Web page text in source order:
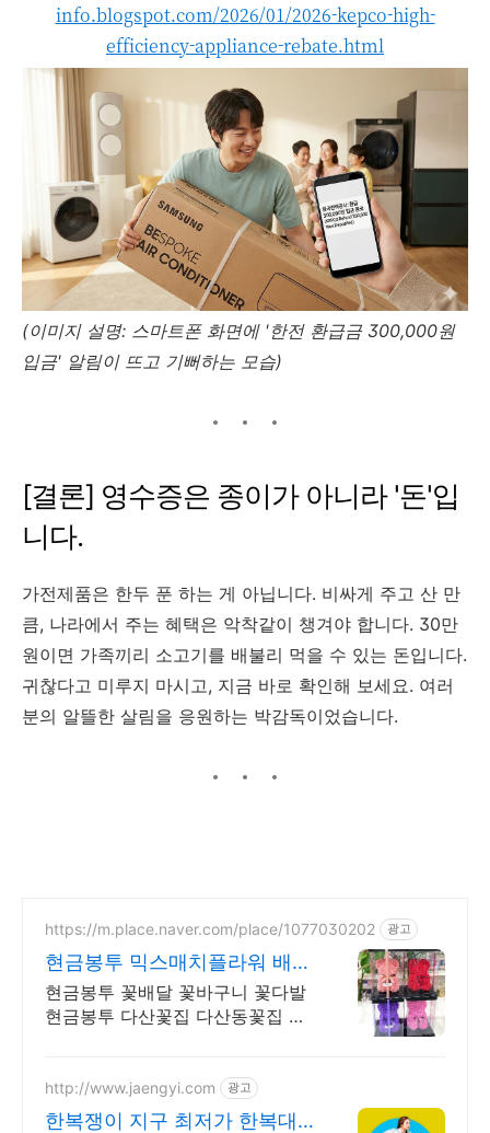
info.blogspot.com/2026/01/2026-kepco-high-
efficiency-appliance-rebate.html
(이미지 설명: 스마트폰 화면에 '한전 환급금 300,000원
입금' 알림이 뜨고 기뻐하는 모습)
[결론] 영수증은 종이가 아니라 '돈'입
니다.
가전제품은 한두 푼 하는 게 아닙니다. 비싸게 주고 산 만
큼, 나라에서 주는 혜택은 악착같이 챙겨야 합니다. 30만
원이면 가족끼리 소고기를 배불리 먹을 수 있는 돈입니다.
귀찮다고 미루지 마시고, 지금 바로 확인해 보세요. 여러
분의 알뜰한 살림을 응원하는 박감독이었습니다.
https://m.place.naver.com/place/1077030202 광고
현금봉투 믹스매치플라워 배달
24시꽃집 생화 꽃자판기
현금봉투 꽃배달 꽃바구니 꽃다발
현금봉투 다산꽃집 다산동꽃집 갈
http://www.jaengyi.com 광고
한복쟁이 지구 최저가 한복대